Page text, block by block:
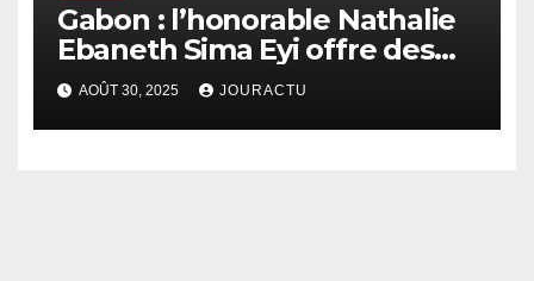
Gabon : l’honorable Nathalie
Ebaneth Sima Eyi offre des
ordinateurs aux détenus de
la prison d’Oyem
AOÛT 30, 2025 JOURACTU